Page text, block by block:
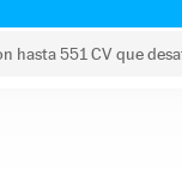
hasta 551 CV que